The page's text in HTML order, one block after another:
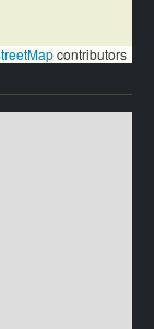
contributors